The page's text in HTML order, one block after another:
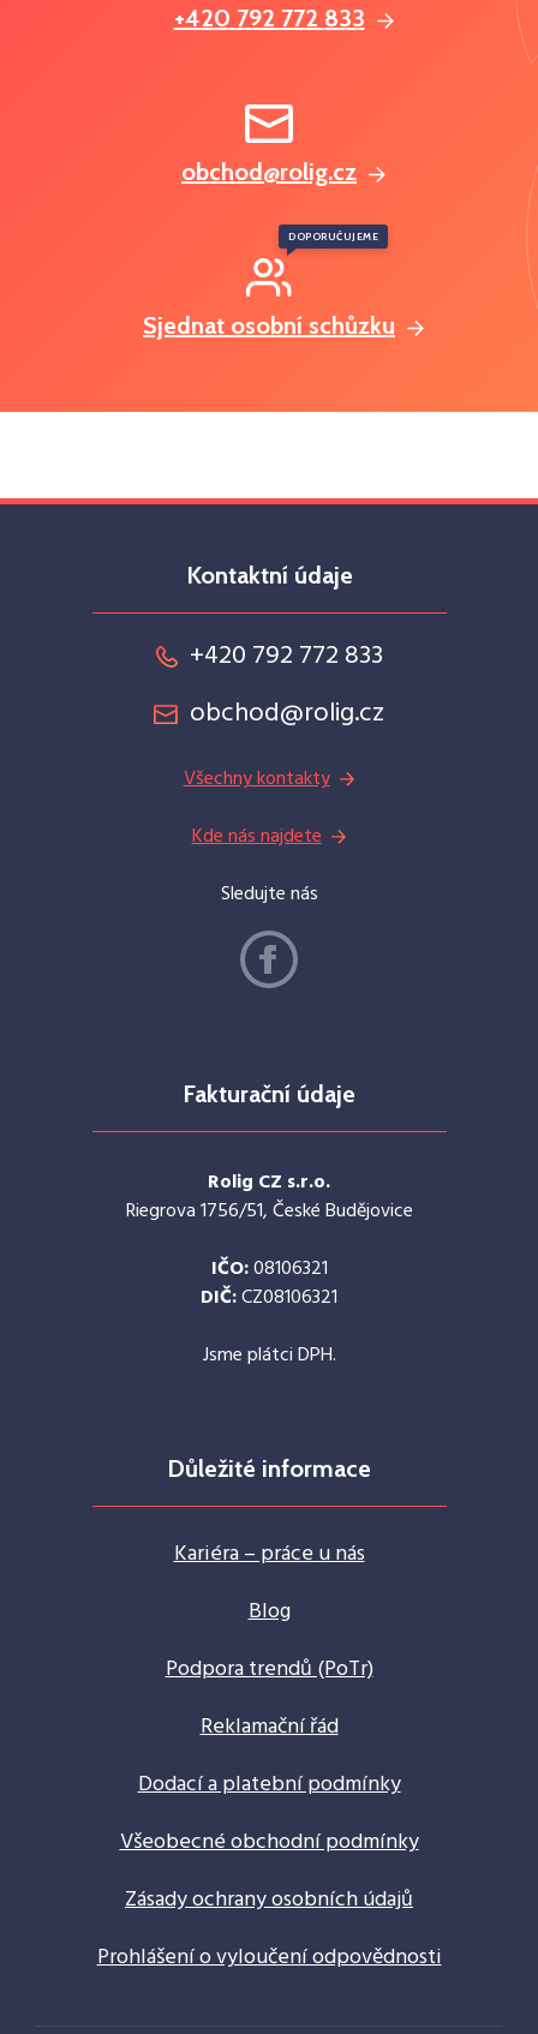
+420 792 772 833
obchod@rolig.cz
Sjednat osobní schůzku
DOPORUČUJEME
Kontaktní údaje
+420 792 772 833
obchod@rolig.cz
Všechny kontakty
Kde nás najdete
Sledujte nás
Fakturační údaje
Rolig CZ s.r.o.
Riegrova 1756/51, České Budějovice
IČO:08106321
DIČ:CZ08106321
Jsme plátci DPH.
Důležité informace
Kariéra – práce u nás
Blog
Podpora trendů (PoTr)
Reklamační řád
Dodací a platební podmínky
Všeobecné obchodní podmínky
Zásady ochrany osobních údajů
Prohlášení o vyloučení odpovědnosti